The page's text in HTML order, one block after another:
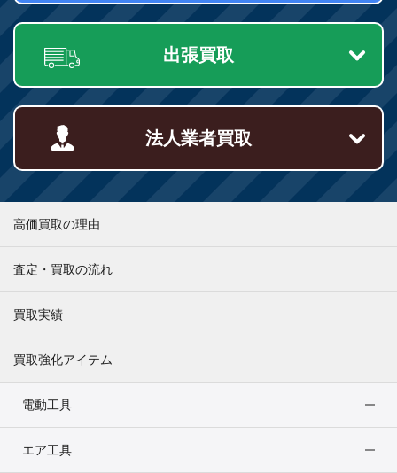
出張買取
法人業者買取
高価買取の理由
査定・買取の流れ
買取実績
買取強化アイテム
電動工具
エア工具